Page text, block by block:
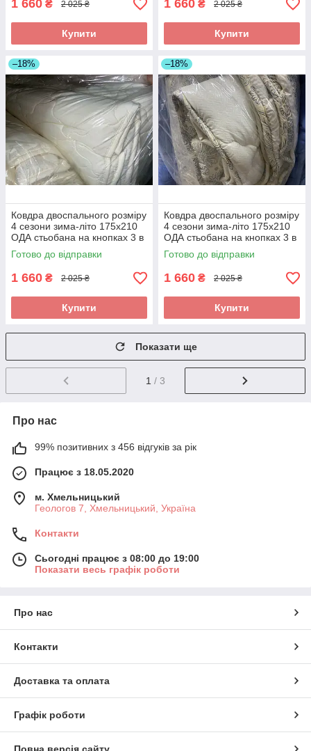
1 660 ₴ 2 025 ₴
Купити
1 660 ₴ 2 025 ₴
Купити
–18%
Ковдра двоспального розміру
4 сезони зима-літо 175х210
ОДА стьобана на кнопках 3 в
1,
Готово до відправки
1 660 ₴ 2 025 ₴
Купити
–18%
Ковдра двоспального розміру
4 сезони зима-літо 175х210
ОДА стьобана на кнопках 3 в
1,
Готово до відправки
1 660 ₴ 2 025 ₴
Купити
Показати ще
1 / 3
Про нас
99% позитивних з 456 відгуків за рік
Працює з 18.05.2020
м. Хмельницький
Геологов 7, Хмельницький, Україна
Контакти
Сьогодні працює з 08:00 до 19:00
Показати весь графік роботи
Про нас
Контакти
Доставка та оплата
Графік роботи